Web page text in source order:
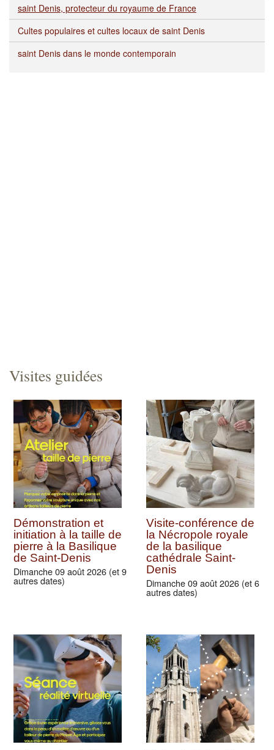
saint Denis, protecteur du royaume de France
Cultes populaires et cultes locaux de saint Denis
saint Denis dans le monde contemporain
Visites guidées
Démonstration et
initiation à la taille de
pierre à la Basilique
de Saint-Denis
Dimanche 09 août 2026 (et 9
autres dates)
Visite-conférence de
la Nécropole royale
de la basilique
cathédrale Saint-
Denis
Dimanche 09 août 2026 (et 6
autres dates)